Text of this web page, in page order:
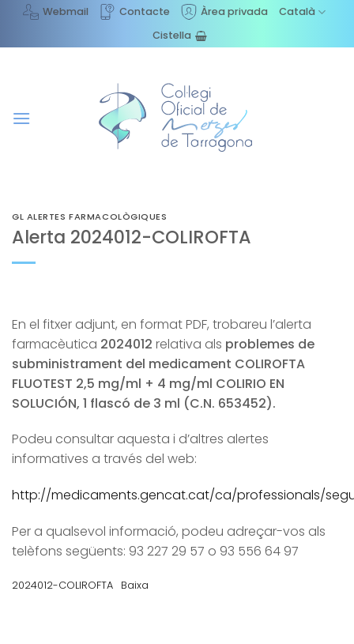
content
Webmail Contacte Àrea privada
Català
Cistella
GL ALERTES FARMACOLÒGIQUES
Alerta 2024012-COLIROFTA
En el fitxer adjunt, en format PDF, trobareu l’alerta
farmacèutica 2024012 relativa als problemes de
subministrament del medicament COLIROFTA
FLUOTEST 2,5 mg/ml + 4 mg/ml COLIRIO EN
SOLUCIÓN, 1 flascó de 3 ml (C.N. 653452).
Podeu consultar aquesta i d’altres alertes
informatives a través del web:
http://medicaments.gencat.cat/ca/professionals/
Per a qualsevol informació, podeu adreçar-vos als
telèfons següents: 93 227 29 57 o 93 556 64 97
2024012-COLIROFTA Baixa